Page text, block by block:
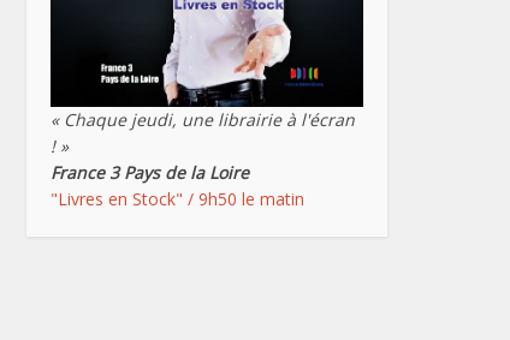
« Chaque jeudi, une librairie à l'écran
! »
France 3 Pays de la Loire
"Livres en Stock" / 9h50 le matin